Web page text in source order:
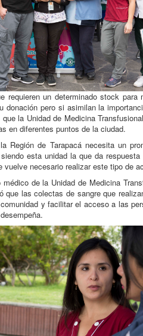
requieren un determinado stock
donación pero si asimilan la
la Unidad de Medicina
en diferentes puntos de la ciudad.
Región de Tarapacá necesita un
esta unidad la que da
vuelve necesario realizar este tipo de
médico de la Unidad de Medicina
que las colectas de sangre que
y facilitar el acceso a las